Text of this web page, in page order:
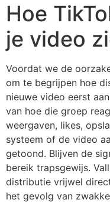
Hoe
je video
Voordat we de
om te begrijpen hoe
nieuwe video eerst
van hoe die groep
weergaven, likes,
systeem of de video
getoond. Blijven de
bereik trapsgewijs.
distributie vrijwel
het gevolg van